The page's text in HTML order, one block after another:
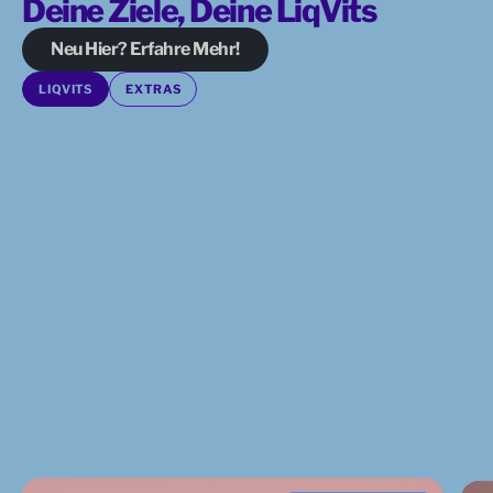
Deine Ziele, Deine LiqVits
Neu Hier? Erfahre Mehr!
LIQVITS EXTRAS
Starter-